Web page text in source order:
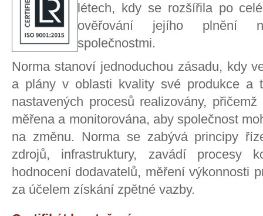
létech, kdy se rozšířila po
ověřování jejího plnění
společnostmi.
Norma stanoví jednoduchou zásadu, kdy
a plány v oblasti kvality své produkce a
nastavených procesů realizovány,
měřena a monitorována, aby společnost
na změnu. Norma se zabývá principy
zdrojů, infrastruktury, zavádí procesy
hodnocení dodavatelů, měření výkonnosti
za účelem získání zpětné vazby.